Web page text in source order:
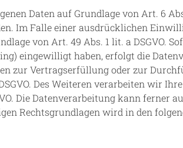
Daten auf Grundlage von Art. 6
Im Falle einer ausdrücklichen
von Art. 49 Abs. 1 lit. a DSGVO.
eingewilligt haben, erfolgt die
zur Vertragserfüllung oder zur
Des Weiteren verarbeiten wir
Die Datenverarbeitung kann ferner
Rechtsgrundlagen wird in den